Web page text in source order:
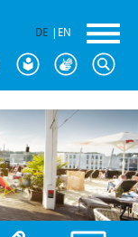
DE EN